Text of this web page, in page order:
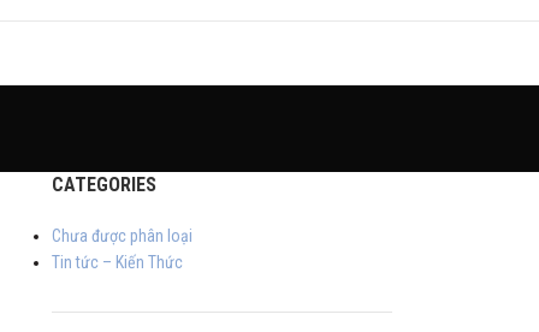
CATEGORIES
Chưa được phân loại
Tin tức – Kiến Thức